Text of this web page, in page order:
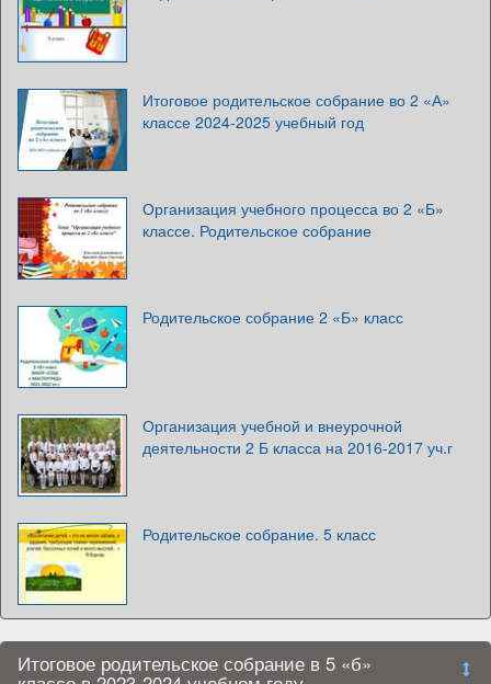
Итоговое родительское собрание во 2 «А»
классе 2024-2025 учебный год
Организация учебного процесса во 2 «Б»
классе. Родительское собрание
Родительское собрание 2 «Б» класс
Организация учебной и внеурочной
деятельности 2 Б класса на 2016-2017 уч.г
Родительское собрание. 5 класс
Итоговое родительское собрание в 5 «б»